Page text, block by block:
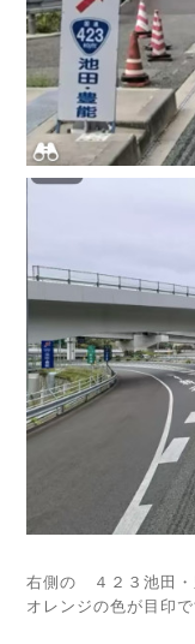
右側の ４２３池田
オレンジの色が目印で